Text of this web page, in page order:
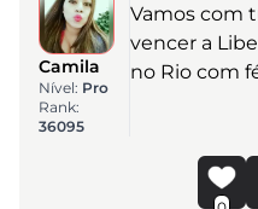
Camila
Nível: Pro
Rank:
36095
Vamos com
vencer a
no Rio com